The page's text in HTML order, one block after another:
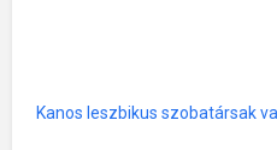
Kanos leszbikus szobatársak